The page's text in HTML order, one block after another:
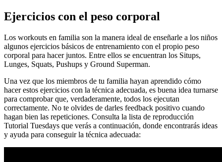
Ejercicios con el peso corporal
Los workouts en familia son la manera ideal de enseñarle a los niños
algunos ejercicios básicos de entrenamiento con el propio peso
corporal para hacer juntos. Entre ellos se encuentran los Situps,
Lunges, Squats, Pushups y Ground Superman.
Una vez que los miembros de tu familia hayan aprendido cómo
hacer estos ejercicios con la técnica adecuada, es buena idea turnarse
para comprobar que, verdaderamente, todos los ejecutan
correctamente. No te olvides de darles feedback positivo cuando
hagan bien las repeticiones. Consulta la lista de reproducción
Tutorial Tuesdays que verás a continuación, donde encontrarás ideas
y ayuda para conseguir la técnica adecuada: